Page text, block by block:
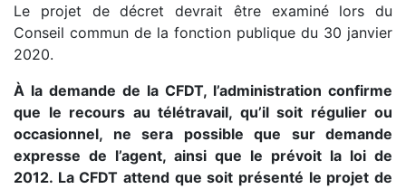
Le projet de décret devrait être examiné lors du
Conseil commun de la fonction publique du 30 janvier
2020.
À la demande de la CFDT, l’administration confirme
que le recours au télétravail, qu’il soit régulier ou
occasionnel, ne sera possible que sur demande
expresse de l’agent, ainsi que le prévoit la loi de
2012. La CFDT attend que soit présenté le projet de